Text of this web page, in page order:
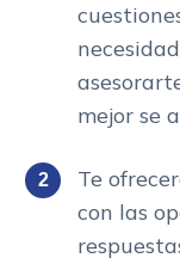
mejor se
Te
con las